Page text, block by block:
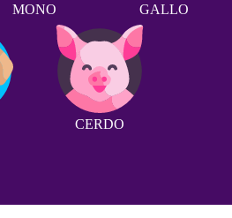
MONO GALLO
CERDO